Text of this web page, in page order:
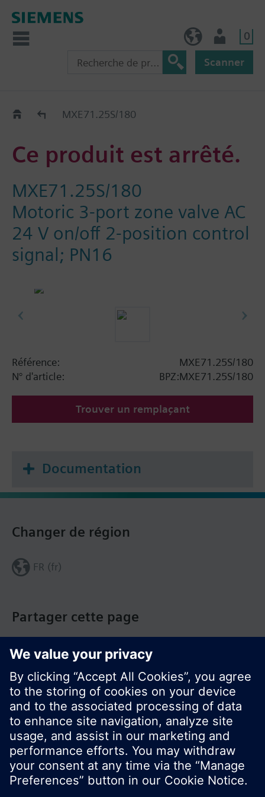
0
Scanner
Old2NewMXE71.25S/180
Ce produit est arrêté.
MXE71.25S/180
Motoric 3-port zone valve AC
24 V on/off 2-position control
signal; PN16
Référence:
MXE71.25S/180
N° d'article:
BPZ:MXE71.25S/180
Trouver un remplaçant
Documentation
Partager cette page
Changer de région
FR (fr)
© Siemens Switzerland Ltd. Building Technologies
Group - 2016